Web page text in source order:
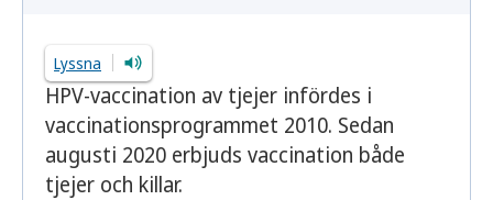
Lyssna
HPV-vaccination av tjejer infördes i
vaccinationsprogrammet 2010. Sedan
augusti 2020 erbjuds vaccination både
tjejer och killar.